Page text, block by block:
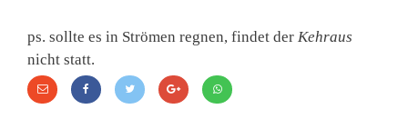
ps. sollte es in Strömen regnen, findet der Kehraus
nicht statt.